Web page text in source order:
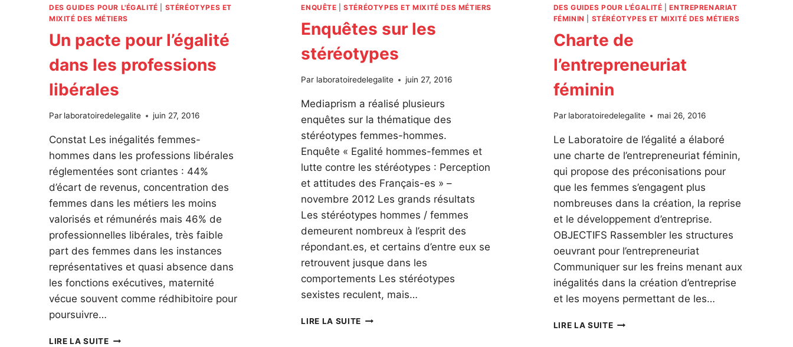
DES GUIDES POUR L'ÉGALITÉ
STÉRÉOTYPES ET
MIXITÉ DES MÉTIERS
Un pacte pour l’égalité
dans les professions
libérales
Par laboratoiredelegalite juin 27, 2016
Constat Les inégalités femmes-
hommes dans les professions libérales
réglementées sont criantes : 44%
d’écart de revenus, concentration des
femmes dans les métiers les moins
valorisés et rémunérés mais 46% de
professionnelles libérales, très faible
part des femmes dans les instances
représentatives et quasi absence dans
les fonctions exécutives, maternité
vécue souvent comme rédhibitoire pour
poursuivre…
LIRE LA SUITEUN
ENQUÊTE |STÉRÉOTYPES ET MIXITÉ DES MÉTIERS
Enquêtes sur les
stéréotypes
Par laboratoiredelegalite juin 27, 2016
Mediaprism a réalisé plusieurs
enquêtes sur la thématique des
stéréotypes femmes-hommes.
Enquête « Egalité hommes-femmes et
lutte contre les stéréotypes : Perception
et attitudes des Français-es » –
novembre 2012 Les grands résultats
Les stéréotypes hommes / femmes
demeurent nombreux à l’esprit des
répondant.es, et certains d’entre eux se
retrouvent jusque dans les
comportements Les stéréotypes
sexistes reculent, mais…
LIRE LA SUITE ENQUÊTES
DES GUIDES POUR L'ÉGALITÉ |ENTREPRENARIAT
FÉMININ
STÉRÉOTYPES ET MIXITÉ DES MÉTIERS
Charte de
l’entrepreneuriat
féminin
Par laboratoiredelegalite mai 26, 2016
Le Laboratoire de l’égalité a élaboré
une charte de l’entrepreneuriat féminin,
qui propose des préconisations pour
que les femmes s’engagent plus
nombreuses dans la création, la reprise
et le développement d’entreprise.
OBJECTIFS Rassembler les structures
oeuvrant pour l’entrepreneuriat
Communiquer sur les freins menant aux
inégalités dans la création d’entreprise
et les moyens permettant de les…
LIRE LA SUITECHARTE